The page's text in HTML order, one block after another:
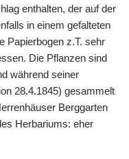
enthalten, der auf der
in einem gefalteten
Papierbogen z.T. sehr
Die Pflanzen sind
während seiner
28.4.1845) gesammelt
Berggarten
Herbariums: eher